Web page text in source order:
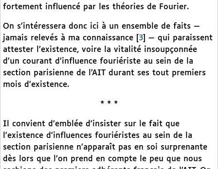
fortement influencé par les théories de Fourier.
On s’intéressera donc ici à un ensemble de faits —
jamais relevés à ma connaissance
3
— qui paraissent
attester l’existence, voire la vitalité insoupçonnée
d’un courant d’influence fouriériste au sein de la
section parisienne de l’AIT durant ses tout premiers
mois d’existence.
* * *
Il convient d’emblée d’insister sur le fait que
l’existence d’influences fouriéristes au sein de la
section parisienne n’apparaît pas en soi surprenante
dès lors que l’on prend en compte le peu que nous